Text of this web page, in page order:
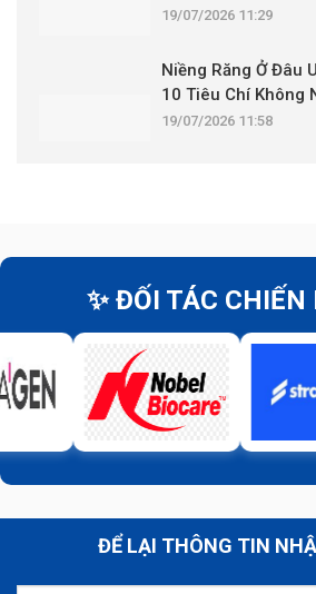
Khai?
19/07/2026 11:29
Niềng Răng Ở Đâu
10 Tiêu Chí Không
19/07/2026 11:58
✨ ĐỐI TÁC CHIẾN
ĐỂ LẠI THÔNG TIN